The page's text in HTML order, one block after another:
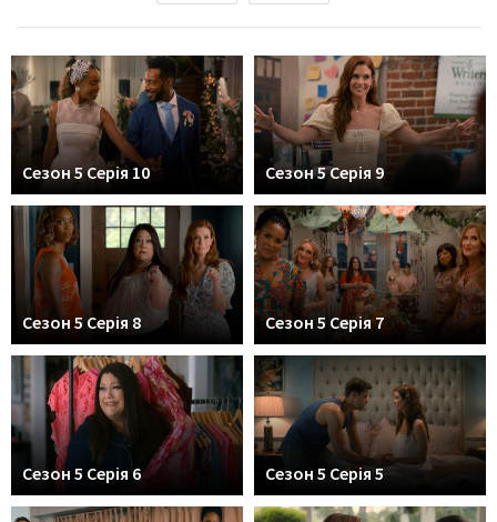
Сезон 5 Серія 10 Сезон 5 Серія 9
Сезон 5 Серія 8 Сезон 5 Серія 7
Сезон 5 Серія 6 Сезон 5 Серія 5